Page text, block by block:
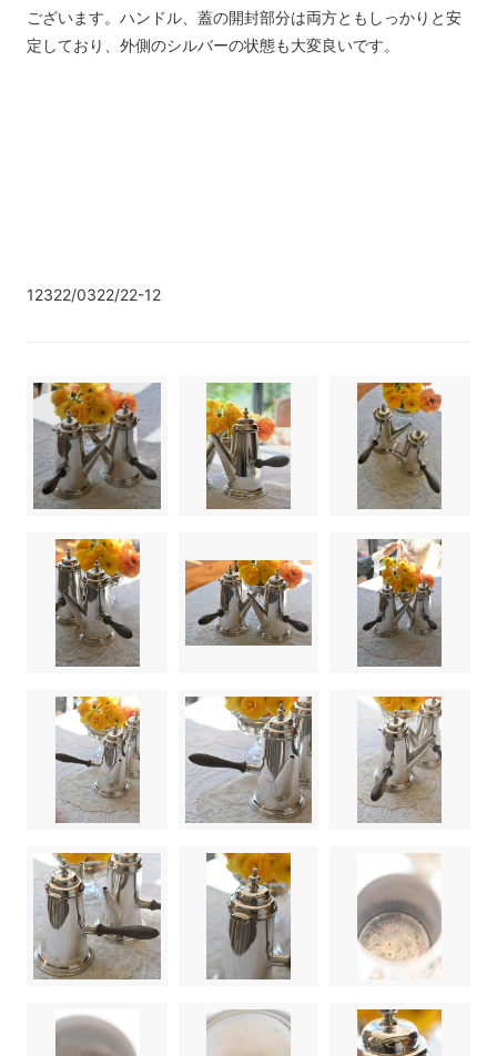
ございます。ハンドル、蓋の開封部分は両方ともしっかりと安
定しており、外側のシルバーの状態も大変良いです。
12322/0322/22-12